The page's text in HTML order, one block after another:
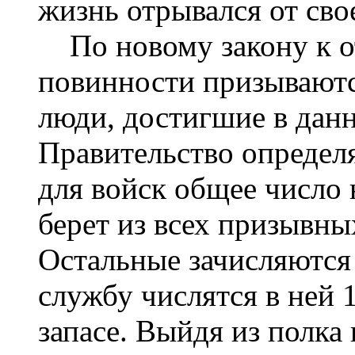
жизнь отрывался от
По новому закону к
повинности
люди, достигшие в
Правительство
для войск общее
берет из всех
Остальные
службу числятся в ней
запасе. Выйдя из полка